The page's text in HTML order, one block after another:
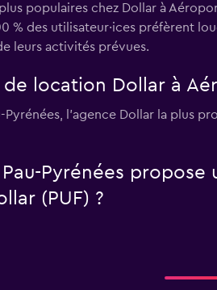
populaires chez Dollar à
% des utilisateur·ices préfèrent
leurs activités prévues.
location Dollar à
l’agence Dollar la plus
Pyrénées
(PUF) ?